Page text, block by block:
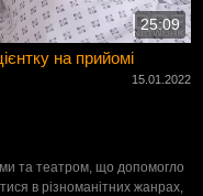
25:09
на прийомі
15.01.2022
та театром, що допомогло
в різноманітних жанрах,